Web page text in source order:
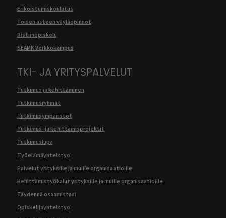
Erikoistumiskoulutus
Toisen asteen väyläopinnot
Ristiinopiskelu
SEAMK Verkkokampus
TKI- JA YRITYSPALVELUT
Tutkimus ja kehittäminen
Tutkimusryhmät
Tutkimusympäristöt
Tutkimus- ja kehittämisprojektit
Tutkimuslupa
Työelämäyhteistyö
Palvelut yrityksille ja muille organisaatioille
Kehittämistyökalut yrityksille ja muille organisaatioille
Täydennä osaamistasi
Opiskelijayhteistyö